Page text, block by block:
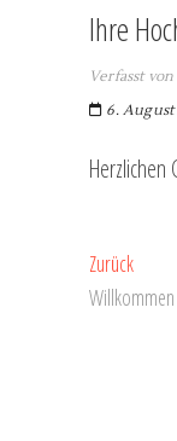
Ihre
Verfasst von
6. August
Herzlichen
Zurück